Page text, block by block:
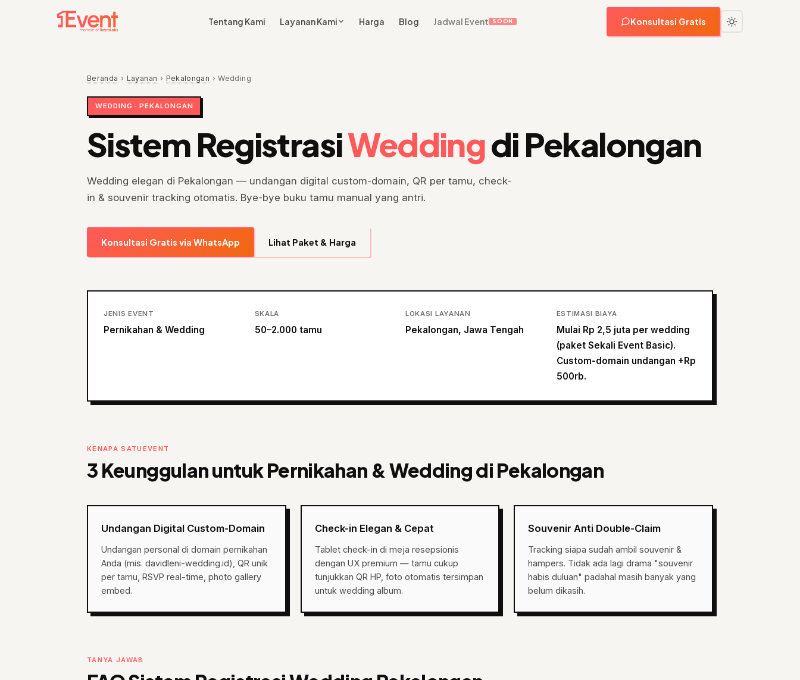
Tentang Kami Layanan Kami Harga Blog Jadwal Event SOON Konsultasi Gratis
Beranda › Layanan › Pekalongan ›Wedding
WEDDING · PEKALONGAN
Sistem RegistrasiWeddingdi Pekalongan
Wedding elegan di Pekalongan — undangan digital custom-domain, QR per tamu, check-
in & souvenir tracking otomatis. Bye-bye buku tamu manual yang antri.
Konsultasi Gratis via WhatsApp Lihat Paket & Harga
JENIS EVENT
Pernikahan & Wedding
SKALA
50–2.000 tamu
LOKASI LAYANAN
Pekalongan, Jawa Tengah
ESTIMASI BIAYA
Mulai Rp 2,5 juta per wedding
(paket Sekali Event Basic).
Custom-domain undangan +Rp
500rb.
KENAPA SATUEVENT
3 Keunggulan untuk Pernikahan & Wedding di Pekalongan
Undangan Digital Custom-Domain
Undangan personal di domain pernikahan
Anda (mis. davidleni-wedding.id), QR unik
per tamu, RSVP real-time, photo gallery
embed.
Check-in Elegan & Cepat
Tablet check-in di meja resepsionis
dengan UX premium — tamu cukup
tunjukkan QR HP, foto otomatis tersimpan
untuk wedding album.
Souvenir Anti Double-Claim
Tracking siapa sudah ambil souvenir &
hampers. Tidak ada lagi drama "souvenir
habis duluan" padahal masih banyak yang
belum dikasih.
TANYA JAWAB